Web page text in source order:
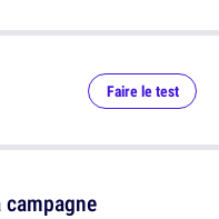
Faire le test